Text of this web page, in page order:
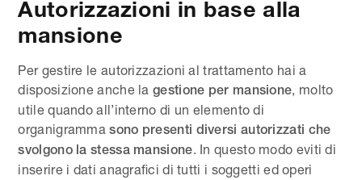
Autorizzazioni in base alla
mansione
Per gestire le autorizzazioni al trattamento hai a
disposizione anche lagestione per mansione, molto
utile quando all’interno di un elemento di
organigrammasono presenti diversi autorizzati che
svolgono la stessa mansione. In questo modo eviti di
inserire i dati anagrafici di tutti i soggetti ed operi